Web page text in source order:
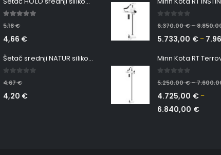
5,18€
4,66 €
Šetač srednji NATUR silikonska ribica Belgrade Walker
4,67€
4,20 €
6.370,00€–
5.733,00 €–
5.250,00€–
4.725,00 €–
6.840,00 €